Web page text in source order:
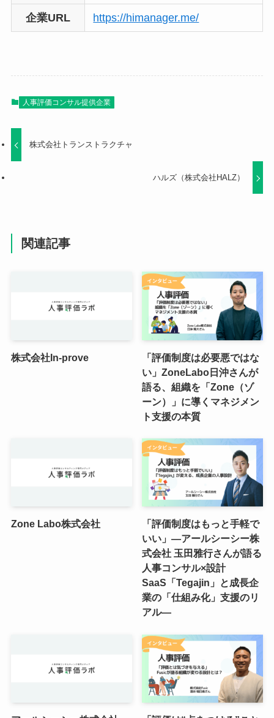
企業URL https://himanager.me/
人事評価コンサル提供企業
株式会社トランストラクチャ
ハルズ（株式会社HALZ）
関連記事
株式会社In-prove
「評価制度は必要悪ではな
い」ZoneLabo日沖さんが
語る、組織を「Zone（ゾ
ーン）」に導くマネジメン
ト支援の本質
Zone Labo株式会社
「評価制度はもっと手軽で
いい」―アールシーシー株
式会社 玉田雅行さんが語る
人事コンサル×設計
SaaS「Tegajin」と成長企
業の「仕組み化」支援のリ
アル―